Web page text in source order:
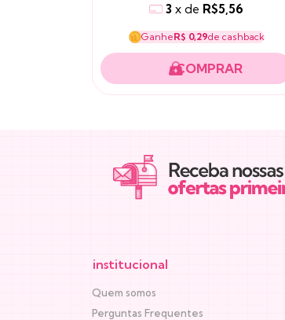
3 xde R$5,56
GanheR$ 0,29de cashback
NEWSLETTER
institucional
Quem somos
Perguntas Frequentes